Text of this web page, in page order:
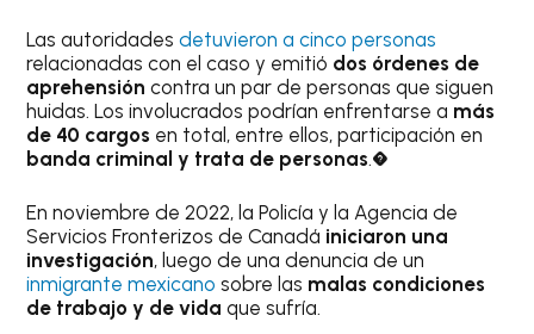
Las autoridadesdetuvieron a cinco personas
relacionadas con el caso y emitió dos órdenes de
aprehensión contra un par de personas que siguen
huidas. Los involucrados podrían enfrentarse a más
de 40 cargos en total, entre ellos, participación en
banda criminal y trata de personas.�
En noviembre de 2022, la Policía y la Agencia de
Servicios Fronterizos de Canadá iniciaron una
investigación, luego de una denuncia de un
inmigrante mexicano sobre las malas condiciones
de trabajo y de vidaque sufría.